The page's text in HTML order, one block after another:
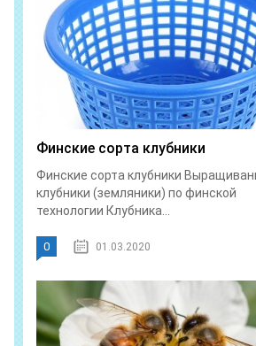
Финские сорта клубники
Финские сорта клубники
клубники (земляники) по финской
технологии Клубника...
0 01.03.2020